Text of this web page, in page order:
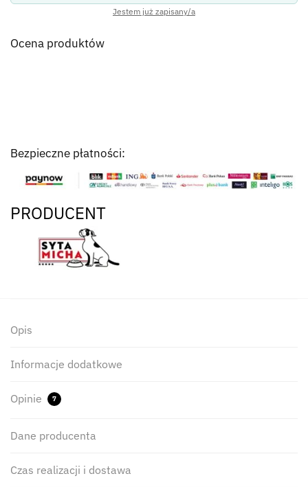
Jestem już zapisany/a
Ocena produktów
Bezpieczne płatności:
PRODUCENT
Opis
Informacje dodatkowe
Opinie 7
Dane producenta
Czas realizacji i dostawa